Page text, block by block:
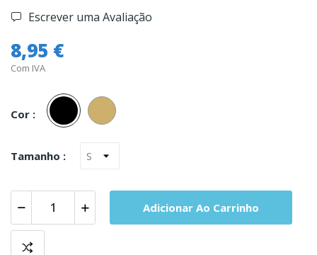
Escrever uma Avaliação
8,95 €
Com IVA
Cor :
Preto
Tamanho :
Adicionar Ao Carrinho